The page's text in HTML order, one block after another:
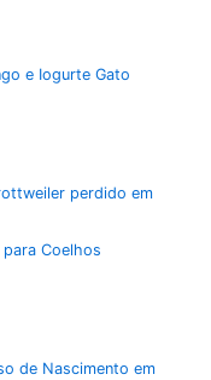
e Iogurte Gato
perdido em
Coelhos
de Nascimento em